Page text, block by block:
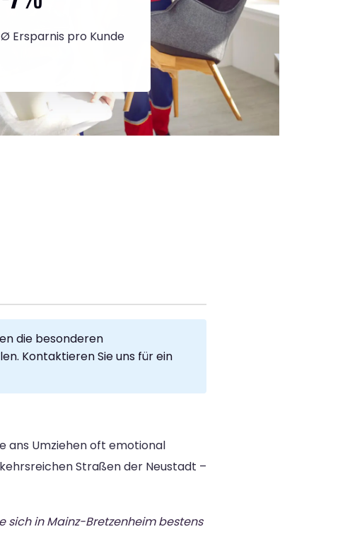
Ø Ersparnis pro Kunde
die besonderen
Kontaktieren Sie uns für ein
ans Umziehen oft emotional
Straßen der Neustadt –
sich in Mainz-Bretzenheim bestens